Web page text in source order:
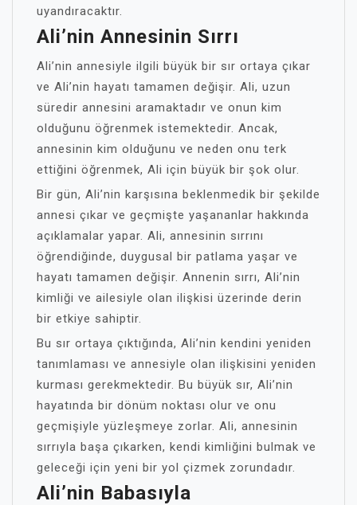
uyandıracaktır.
Ali’nin Annesinin Sırrı
Ali’nin annesiyle ilgili büyük bir sır ortaya çıkar
ve Ali’nin hayatı tamamen değişir. Ali, uzun
süredir annesini aramaktadır ve onun kim
olduğunu öğrenmek istemektedir. Ancak,
annesinin kim olduğunu ve neden onu terk
ettiğini öğrenmek, Ali için büyük bir şok olur.
Bir gün, Ali’nin karşısına beklenmedik bir şekilde
annesi çıkar ve geçmişte yaşananlar hakkında
açıklamalar yapar. Ali, annesinin sırrını
öğrendiğinde, duygusal bir patlama yaşar ve
hayatı tamamen değişir. Annenin sırrı, Ali’nin
kimliği ve ailesiyle olan ilişkisi üzerinde derin
bir etkiye sahiptir.
Bu sır ortaya çıktığında, Ali’nin kendini yeniden
tanımlaması ve annesiyle olan ilişkisini yeniden
kurması gerekmektedir. Bu büyük sır, Ali’nin
hayatında bir dönüm noktası olur ve onu
geçmişiyle yüzleşmeye zorlar. Ali, annesinin
sırrıyla başa çıkarken, kendi kimliğini bulmak ve
geleceği için yeni bir yol çizmek zorundadır.
Ali’nin Babasıyla